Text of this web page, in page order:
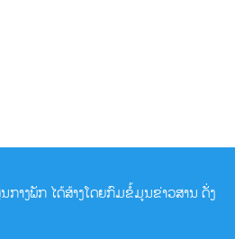
ກາງພັກ ໄດ້ສ້າງໂດຍກົມຂໍ້ມູນຂ່າວສານ ດັ່ງ